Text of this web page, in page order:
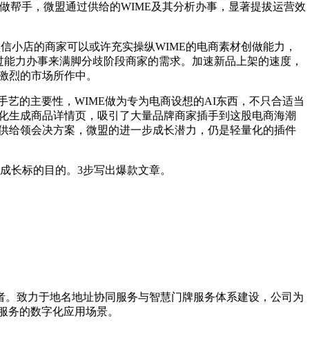
手，微盟通过供给的WIME及其分析办事，显著提拔运营效
店的商家可以或许充实操纵WIME的电商素材创做能力，
力办事来满脚分歧阶段商家的需求。加速新品上架的速度，
烈的市场所作中。
的主要性，WIME做为专为电商设想的AI东西，不只合适当
成商品详情页，吸引了大量品牌商家插手到这股电商海潮
领会决方案，微盟的进一步成长潜力，仍是轻量化的插件
标的目的。3步写出爆款文章。
致力于地名地址协同服务与智慧门牌服务体系建设，公司为
的数字化应用场景。